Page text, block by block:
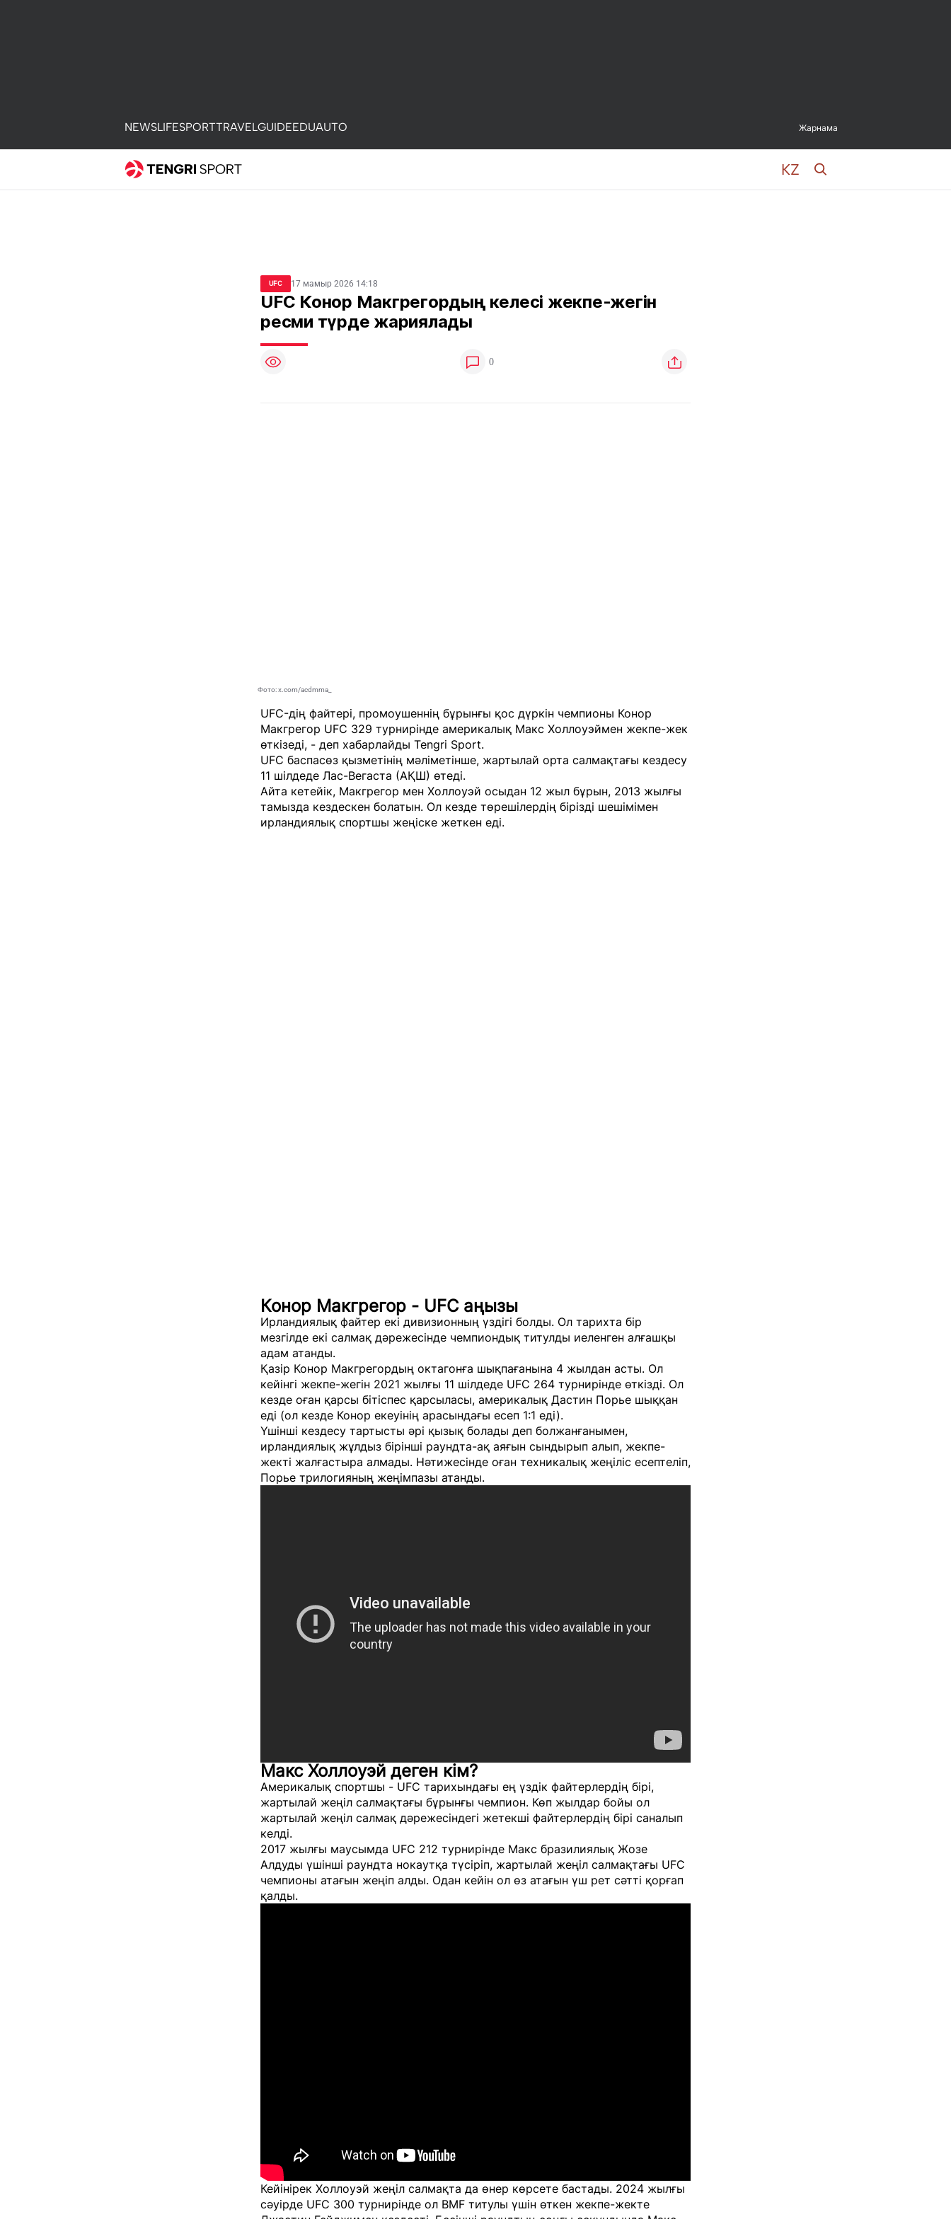
NEWSLIFESPORTTRAVELGUIDEEDUAUTO Жарнама
UFC 17 мамыр 2026 14:18
UFC Конор Макгрегордың келесі жекпе-жегін
ресми түрде жариялады
0
Фото: x.com/acdmma_
UFC-дің файтері, промоушеннің бұрынғы қос дүркін чемпионы Конор
Макгрегор UFC 329 турнирінде америкалық Макс Холлоуэймен жекпе-жек
өткізеді, - деп хабарлайды Tengri Sport.
UFC баспасөз қызметінің мәліметінше, жартылай орта салмақтағы кездесу
11 шілдеде Лас-Вегаста (АҚШ) өтеді.
Айта кетейік, Макгрегор мен Холлоуэй осыдан 12 жыл бұрын, 2013 жылғы
тамызда кездескен болатын. Ол кезде төрешілердің бірізді шешімімен
ирландиялық спортшы жеңіске жеткен еді.
Конор Макгрегор - UFC аңызы
Ирландиялық файтер екі дивизионның үздігі болды. Ол тарихта бір
мезгілде екі салмақ дәрежесінде чемпиондық титулды иеленген алғашқы
адам атанды.
Қазір Конор Макгрегордың октагонға шықпағанына 4 жылдан асты. Ол
кейінгі жекпе-жегін 2021 жылғы 11 шілдеде UFC 264 турнирінде өткізді. Ол
кезде оған қарсы бітіспес қарсыласы, америкалық Дастин Порье шыққан
еді (ол кезде Конор екеуінің арасындағы есеп 1:1 еді).
Үшінші кездесу тартысты әрі қызық болады деп болжанғанымен,
ирландиялық жұлдыз бірінші раундта-ақ аяғын сындырып алып, жекпе-
жекті жалғастыра алмады. Нәтижесінде оған техникалық жеңіліс есептеліп,
Порье трилогияның жеңімпазы атанды.
Макс Холлоуэй деген кім?
Америкалық спортшы - UFC тарихындағы ең үздік файтерлердің бірі,
жартылай жеңіл салмақтағы бұрынғы чемпион. Көп жылдар бойы ол
жартылай жеңіл салмақ дәрежесіндегі жетекші файтерлердің бірі саналып
келді.
2017 жылғы маусымда UFC 212 турнирінде Макс бразилиялық Жозе
Алдуды үшінші раундта нокаутқа түсіріп, жартылай жеңіл салмақтағы UFC
чемпионы атағын жеңіп алды. Одан кейін ол өз атағын үш рет сәтті қорғап
қалды.
Кейінірек Холлоуэй жеңіл салмақта да өнер көрсете бастады. 2024 жылғы
сәуірде UFC 300 турнирінде ол BMF титулы үшін өткен жекпе-жекте